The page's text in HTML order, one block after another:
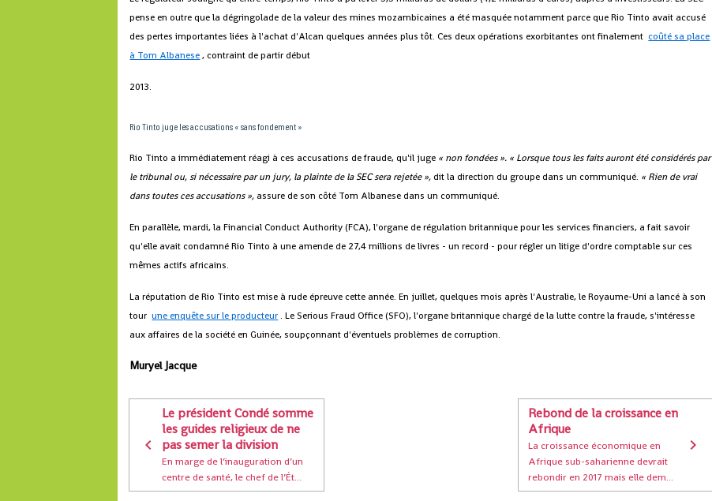
pense en outre que la dégringolade de la valeur des mines mozambicaines a été masquée notamment parce que Rio Tinto avait accusé
des pertes importantes liées à l'achat d'Alcan quelques années plus tôt. Ces deux opérations exorbitantes ont finalement coûté sa place
à Tom Albanese, contraint de partir début
2013.
Rio Tinto juge les accusations « sans fondement »
Rio Tinto a immédiatement réagi à ces accusations de fraude, qu'il juge « non fondées ». « Lorsque tous les faits auront été considérés par
le tribunal ou, si nécessaire par un jury, la plainte de la SEC sera rejetée », dit la direction du groupe dans un communiqué. « Rien de vrai
dans toutes ces accusations », assure de son côté Tom Albanese dans un communiqué.
En parallèle, mardi, la Financial Conduct Authority (FCA), l'organe de régulation britannique pour les services financiers, a fait savoir
qu'elle avait condamné Rio Tinto à une amende de 27,4 millions de livres - un record - pour régler un litige d'ordre comptable sur ces
mêmes actifs africains.
La réputation de Rio Tinto est mise à rude épreuve cette année. En juillet, quelques mois après l'Australie, le Royaume-Uni a lancé à son
tourune enquête sur le producteur. Le Serious Fraud Office (SFO), l'organe britannique chargé de la lutte contre la fraude, s'intéresse
aux affaires de la société en Guinée, soupçonnant d'éventuels problèmes de corruption.
Muryel Jacque
Le président Condé somme
les guides religieux de ne
pas semer la division
En marge de l’inauguration d’un
centre de santé, le chef de l’Ét...
Rebond de la croissance en
Afrique
La croissance économique en
Afrique sub-saharienne devrait
rebondir en 2017 mais elle dem...